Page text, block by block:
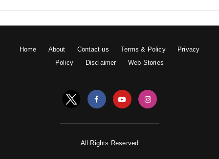
Home About Contact us Terms & Policy
Privacy
Policy
Disclaimer Web-Stories
All Rights Reserved